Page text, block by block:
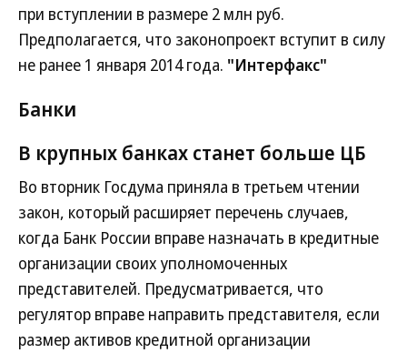
при вступлении в размере 2 млн руб.
Предполагается, что законопроект вступит в силу
не ранее 1 января 2014 года. "Интерфакс"
Банки
В крупных банках станет больше ЦБ
Во вторник Госдума приняла в третьем чтении
закон, который расширяет перечень случаев,
когда Банк России вправе назначать в кредитные
организации своих уполномоченных
представителей. Предусматривается, что
регулятор вправе направить представителя, если
размер активов кредитной организации